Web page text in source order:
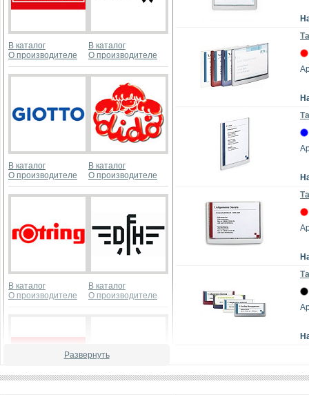
В каталог
О производителе
В каталог
О производителе
В каталог
О производителе
В каталог
О производителе
В каталог
О производителе
В каталог
О производителе
Развернуть